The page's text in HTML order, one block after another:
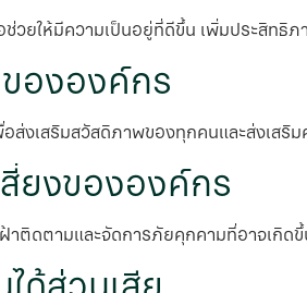
วยให้มีความเป็นอยู่ที่ดีขึ้น เพิ่มประสิทธิ
ององค์กร
ส่งเสริมสวัสดิภาพของทุกคนและส่งเส
ยงขององค์กร
ฝ้าติดตามและจัดการภัยคุกคามที่อาจเกิ